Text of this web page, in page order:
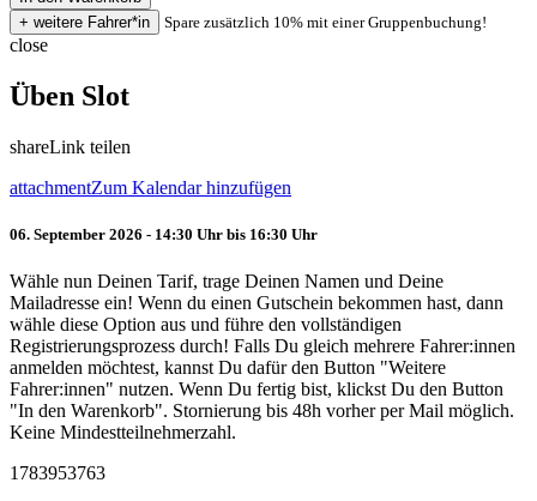
Spare zusätzlich 10% mit einer Gruppenbuchung!
close
Üben Slot
shareLink teilen
attachmentZum Kalendar hinzufügen
06. September 2026 - 14:30 Uhr bis 16:30 Uhr
Wähle nun Deinen Tarif, trage Deinen Namen und Deine
Mailadresse ein! Wenn du einen Gutschein bekommen hast, dann
wähle diese Option aus und führe den vollständigen
Registrierungsprozess durch! Falls Du gleich mehrere Fahrer:innen
anmelden möchtest, kannst Du dafür den Button "Weitere
Fahrer:innen" nutzen. Wenn Du fertig bist, klickst Du den Button
"In den Warenkorb". Stornierung bis 48h vorher per Mail möglich.
Keine Mindestteilnehmerzahl.
1783953763